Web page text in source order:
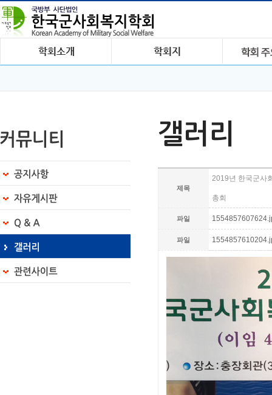
갤러리
제목
2019년 한국군사
총회
파일
파일